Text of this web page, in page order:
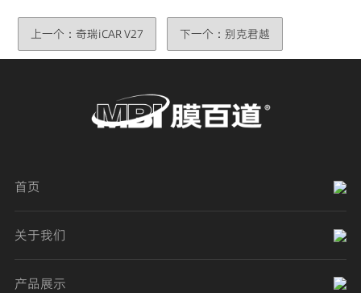
上一个：奇瑞iCAR V27 下一个：别克君越
首页
关于我们
产品展示